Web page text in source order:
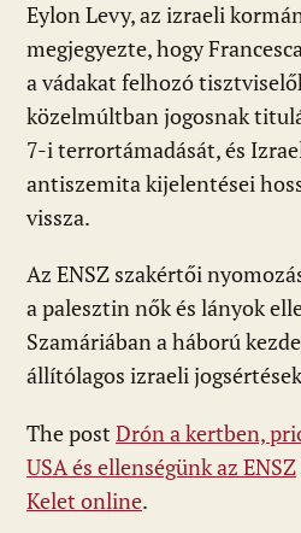
Eylon Levy, az izraeli
megjegyezte, hogy
a vádakat felhozó
közelmúltban jogosnak
7-i terrortámadását, és
antiszemita kijelentései
vissza.
Az ENSZ szakértői
a palesztin nők és lányok
Szamáriában a háború
állítólagos izraeli
The post Drón a kertben,
USA és ellenségünk az ENSZ
Kelet online.